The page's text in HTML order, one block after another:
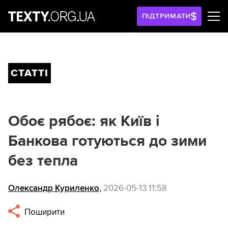
ПІДТРИМАТИ
СТАТТІ
Обоє рябоє: як Київ і
Банкова готуються до зими
без тепла
Олександр Куриленко, 2026-05-13 11:58
Поширити